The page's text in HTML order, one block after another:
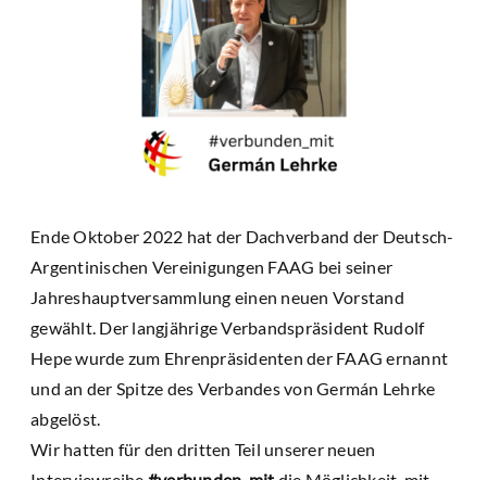
Ende Oktober 2022 hat der Dachverband der Deutsch-
Argentinischen Vereinigungen FAAG bei seiner
Jahreshauptversammlung einen neuen Vorstand
gewählt. Der langjährige Verbandspräsident Rudolf
Hepe wurde zum Ehrenpräsidenten der FAAG ernannt
und an der Spitze des Verbandes von Germán Lehrke
abgelöst.
Wir hatten für den dritten Teil unserer neuen